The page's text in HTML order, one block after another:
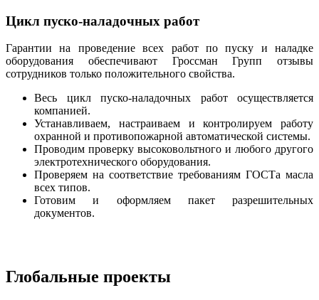
Цикл пуско-наладочных работ
Гарантии на проведение всех работ по пуску и наладке
оборудования обеспечивают Гроссман Групп отзывы
сотрудников только положительного свойства.
Весь цикл пуско-наладочных работ осуществляется
компанией.
Устанавливаем, настраиваем и контролируем работу
охранной и противопожарной автоматической системы.
Проводим проверку высоковольтного и любого другого
электротехнического оборудования.
Проверяем на соответствие требованиям ГОСТа масла
всех типов.
Готовим и оформляем пакет разрешительных
документов.
Глобальные проекты